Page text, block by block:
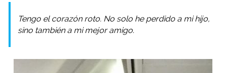
Tengo el corazón roto. No solo he perdido a mi hijo,
sino también a mi mejor amigo.